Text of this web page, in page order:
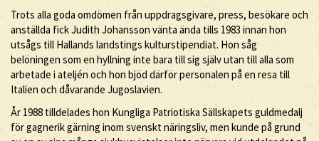
Trots alla goda omdömen från uppdragsgivare, press, besökare och
anställda fick Judith Johansson vänta ända tills 1983 innan hon
utsågs till Hallands landstings kulturstipendiat. Hon såg
belöningen som en hyllning inte bara till sig själv utan till alla som
arbetade i ateljén och hon bjöd därför personalen på en resa till
Italien och dåvarande Jugoslavien.
År 1988 tilldelades hon Kungliga Patriotiska Sällskapets guldmedalj
för gagnerik gärning inom svenskt näringsliv, men kunde på grund